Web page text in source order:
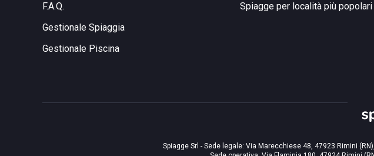
F.A.Q.
Gestionale Spiaggia
Gestionale Piscina
Spiagge per località più popolari
Spiagge Srl - Sede legale: Via Marecchiese 48, 47923 Rimini